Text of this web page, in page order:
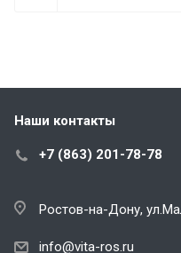
Наши контакты
+7 (863) 201-78-78
Ростов-на-Дону,
info@vita-ros.ru